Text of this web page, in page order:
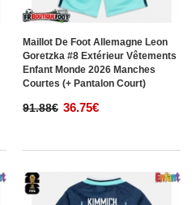
Maillot De Foot Allemagne Leon
Goretzka #8 Extérieur Vêtements
Enfant Monde 2026 Manches
Courtes (+ Pantalon Court)
91.88€ 36.75€